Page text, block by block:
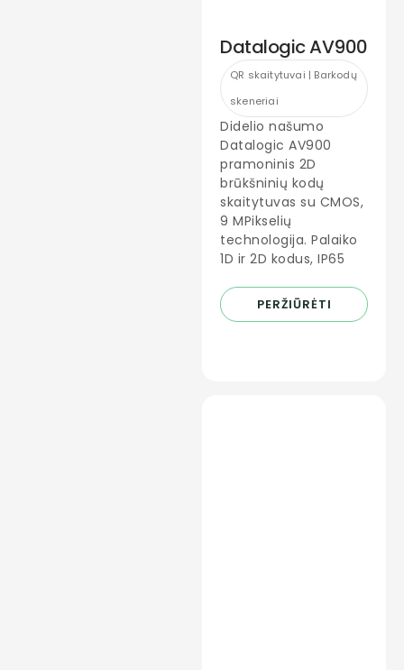
Datalogic AV900
QR skaitytuvai | Barkodų
skeneriai
Didelio našumo
Datalogic AV900
pramoninis 2D
brūkšninių kodų
skaitytuvas su CMOS,
9 MPikselių
technologija. Palaiko
1D ir 2D kodus, IP65
PERŽIŪRĖTI